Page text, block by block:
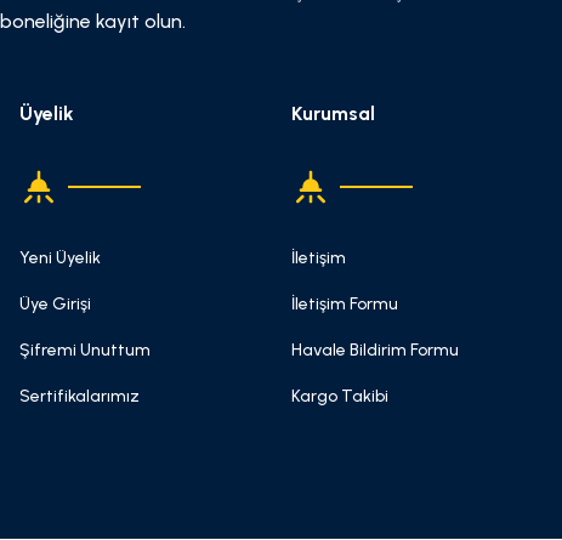
kayıt olun.
Üyelik
Yeni Üyelik
Üye Girişi
Şifremi Unuttum
Sertifikalarımız
Kurumsal
İletişim
İletişim Formu
Havale Bildirim Formu
Kargo Takibi